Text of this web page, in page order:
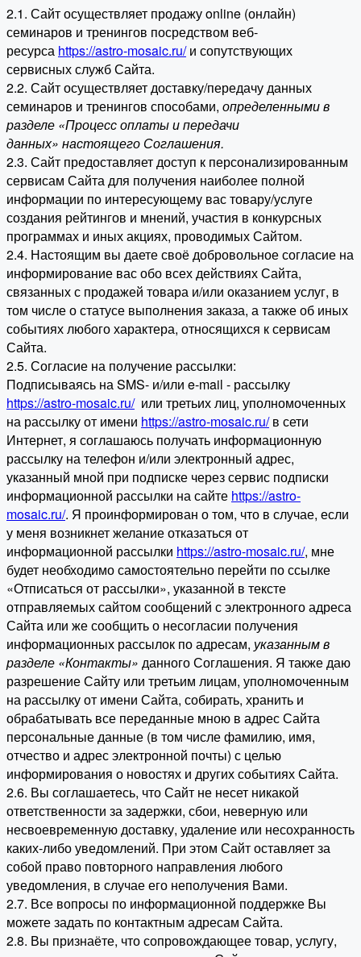
2.1. Сайт осуществляет продажу online (онлайн)
семинаров и тренингов посредством веб-
ресурса https://astro-mosaic.ru/и сопутствующих
сервисных служб Сайта.
2.2. Сайт осуществляет доставку/передачу данных
семинаров и тренингов способами, определенными в
разделе «Процесс оплаты и передачи
данных» настоящего Соглашения.
2.3. Сайт предоставляет доступ к персонализированным
сервисам Сайта для получения наиболее полной
информации по интересующему вас товару/услуге
создания рейтингов и мнений, участия в конкурсных
программах и иных акциях, проводимых Сайтом.
2.4. Настоящим вы даете своё добровольное согласие на
информирование вас обо всех действиях Сайта,
связанных с продажей товара и/или оказанием услуг, в
том числе о статусе выполнения заказа, а также об иных
событиях любого характера, относящихся к сервисам
Сайта.
2.5. Согласие на получение рассылки:
Подписываясь на SMS- и/или e-mail - рассылку
https://astro-mosaic.ru/или третьих лиц, уполномоченных
на рассылку от имени https://astro-mosaic.ru/в сети
Интернет, я соглашаюсь получать информационную
рассылку на телефон и/или электронный адрес,
указанный мной при подписке через сервис подписки
информационной рассылки на сайте https://astro-
mosaic.ru/. Я проинформирован о том, что в случае, если
у меня возникнет желание отказаться от
информационной рассылки https://astro-mosaic.ru/, мне
будет необходимо самостоятельно перейти по ссылке
«Отписаться от рассылки», указанной в тексте
отправляемых сайтом сообщений с электронного адреса
Сайта или же сообщить о несогласии получения
информационных рассылок по адресам, указанным в
разделе «Контакты» данного Соглашения. Я также даю
разрешение Сайту или третьим лицам, уполномоченным
на рассылку от имени Сайта, собирать, хранить и
обрабатывать все переданные мною в адрес Сайта
персональные данные (в том числе фамилию, имя,
отчество и адрес электронной почты) с целью
информирования о новостях и других событиях Сайта.
2.6. Вы соглашаетесь, что Сайт не несет никакой
ответственности за задержки, сбои, неверную или
несвоевременную доставку, удаление или несохранность
каких-либо уведомлений. При этом Сайт оставляет за
собой право повторного направления любого
уведомления, в случае его неполучения Вами.
2.7. Все вопросы по информационной поддержке Вы
можете задать по контактным адресам Сайта.
2.8. Вы признаёте, что сопровождающее товар, услугу,